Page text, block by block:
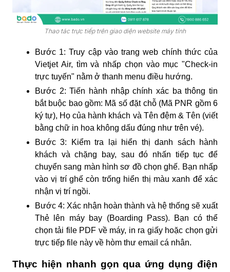
Thao tác trực tiếp trên giao diện website máy tính
Bước 1: Truy cập vào trang web chính thức của
Vietjet Air, tìm và nhấp chọn vào mục "Check-in
trực tuyến" nằm ở thanh menu điều hướng.
Bước 2: Tiến hành nhập chính xác ba thông tin
bắt buộc bao gồm: Mã số đặt chỗ (Mã PNR gồm 6
ký tự), Họ của hành khách và Tên đệm & Tên (viết
bằng chữ in hoa không dấu đúng như trên vé).
Bước 3: Kiểm tra lại hiển thị danh sách hành
khách và chặng bay, sau đó nhấn tiếp tục để
chuyển sang màn hình sơ đồ chọn ghế. Bạn nhấp
vào vị trí ghế còn trống hiển thị màu xanh để xác
nhận vị trí ngồi.
Bước 4: Xác nhận hoàn thành và hệ thống sẽ xuất
Thẻ lên máy bay (Boarding Pass). Bạn có thể
chọn tải file PDF về máy, in ra giấy hoặc chọn gửi
trực tiếp file này về hòm thư email cá nhân.
Thực hiện nhanh gọn qua ứng dụng điện